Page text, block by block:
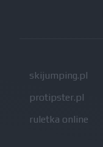
skijumping.pl
protipster.pl
ruletka online